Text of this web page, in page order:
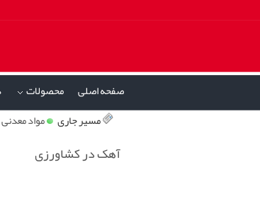
صفحه اصلی محصولات
مسیر جاری
» مواد معدنی
آهک در کشاورزی